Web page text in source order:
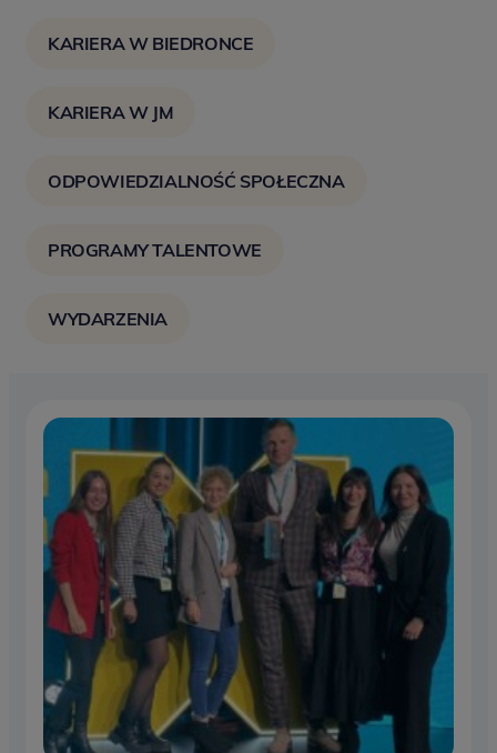
KARIERA W BIEDRONCE
KARIERA W JM
ODPOWIEDZIALNOŚĆ SPOŁECZNA
PROGRAMY TALENTOWE
WYDARZENIA